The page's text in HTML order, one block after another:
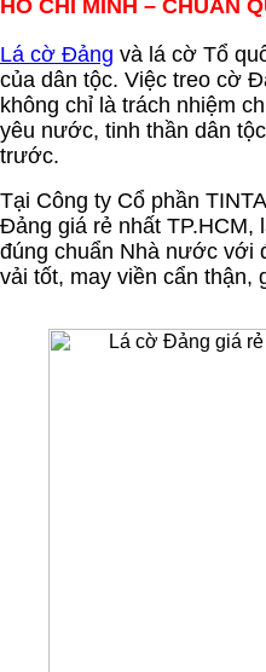
HỒ CHÍ MINH – CHUẨN
Lá cờ Đảng và lá cờ Tổ
của dân tộc. Việc treo cờ
không chỉ là trách nhiệm
yêu nước, tinh thần dân
trước.
Tại Công ty Cổ phần
Đảng giá rẻ nhất TP.HCM,
đúng chuẩn Nhà nước với
vải tốt, may viền cẩn thận,